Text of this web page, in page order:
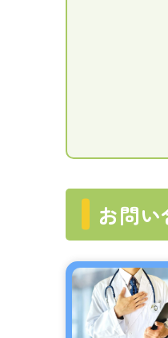
お問